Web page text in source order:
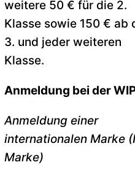
weitere 50 € für die 2.
Klasse sowie 150 € ab
3. und jeder weiteren
Klasse.
Anmeldung bei der
Anmeldung einer
internationalen Marke
Marke)